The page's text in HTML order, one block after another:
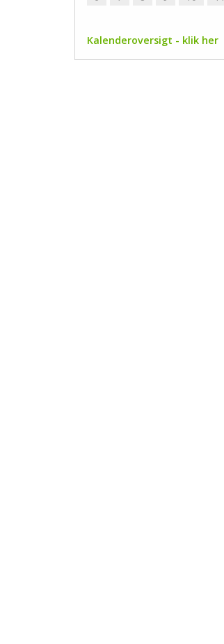
Kalenderoversigt - klik her